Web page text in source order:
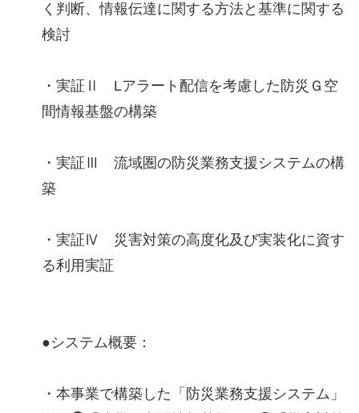
く判断、情報伝達に関する方法と基準に関する
検討
・実証Ⅱ Lアラート配信を考慮した防災Ｇ空
間情報基盤の構築
・実証Ⅲ 流域圏の防災業務支援システムの構
築
・実証Ⅳ 災害対策の高度化及び実装化に資す
る利用実証
●システム概要：
・本事業で構築した「防災業務支援システム」